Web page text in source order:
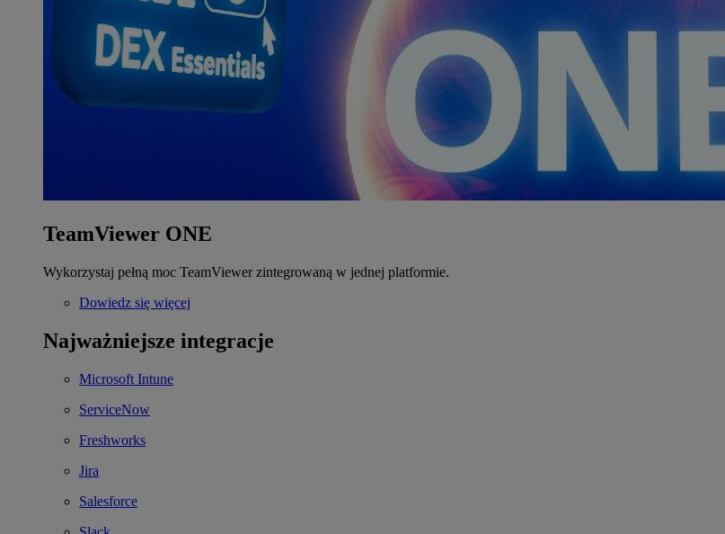
TeamViewer ONE
Wykorzystaj pełną moc TeamViewer zintegrowaną w jednej platformie.
Dowiedz się więcej
Najważniejsze integracje
Microsoft Intune
ServiceNow
Freshworks
Jira
Salesforce